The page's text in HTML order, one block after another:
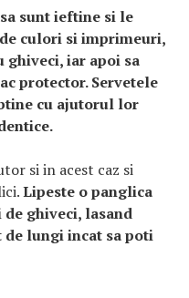
sunt ieftine si le
culori si imprimeuri,
iar apoi sa
protector. Servetele
cu ajutorul lor
si in acest caz si
Lipeste o panglica
ghiveci, lasand
lungi incat sa poti